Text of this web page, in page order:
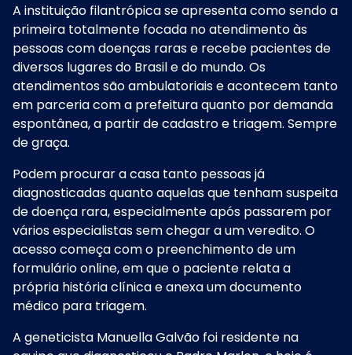
A instituição filantrópica se apresenta como sendo a
primeira totalmente focada no atendimento às
pessoas com doenças raras e recebe pacientes de
diversos lugares do Brasil e do mundo. Os
atendimentos são ambulatoriais e acontecem tanto
em parceria com a prefeitura quanto por demanda
espontânea, a partir de cadastro e triagem. Sempre
de graça.
Podem procurar a casa tanto pessoas já
diagnosticadas quanto aquelas que tenham suspeita
de doença rara, especialmente após passarem por
vários especialistas sem chegar a um veredito. O
acesso começa com o preenchimento de um
formulário online, em que o paciente relata a
própria história clínica e anexa um documento
médico para triagem.
A geneticista Manuella Galvão foi residente na